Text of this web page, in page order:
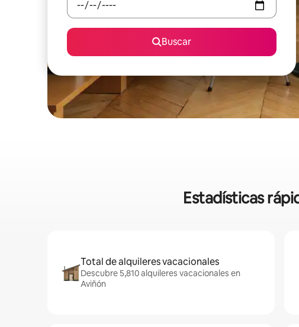
Buscar
Estadísticas
Total de alquileres vacacionales
Descubre 5,810 alquileres vacacionales en
Aviñón